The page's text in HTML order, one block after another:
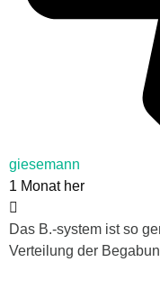
giesemann
1 Monat her
Das B.-system ist so
Verteilung der